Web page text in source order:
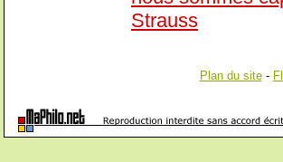
Strauss
Plan du site-